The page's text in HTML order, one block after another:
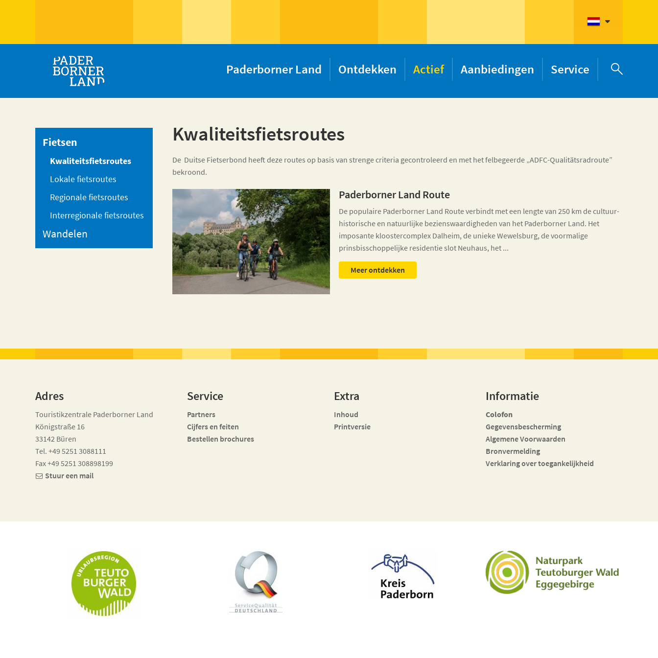

Paderborner Land Ontdekken Actief Aanbiedingen Service
Fietsen
Kwaliteitsfietsroutes
Lokale fietsroutes
Regionale fietsroutes
Interregionale fietsroutes
Wandelen
Kwaliteitsfietsroutes
De Duitse Fietserbond heeft deze routes op basis van strenge criteria gecontroleerd en met het felbegeerde „ADFC-Qualitätsradroute”
bekroond.
Paderborner Land Route
De populaire Paderborner Land Route verbindt met een lengte van 250 km de cultuur-
historische en natuurlijke bezienswaardigheden van het Paderborner Land. Het
imposante kloostercomplex Dalheim, de unieke Wewelsburg, de voormalige
prinsbisschoppelijke residentie slot Neuhaus, het ...
Meer ontdekken
Adres
Touristikzentrale Paderborner Land
Königstraße 16
33142 Büren
Tel. +49 5251 3088111
Fax +49 5251 308898199
Stuur een mail
Service
Partners
Cijfers en feiten
Bestellen brochures
Extra
Inhoud
Printversie
Informatie
Colofon
Gegevensbescherming
Algemene Voorwaarden
Bronvermelding
Verklaring over toegankelijkheid